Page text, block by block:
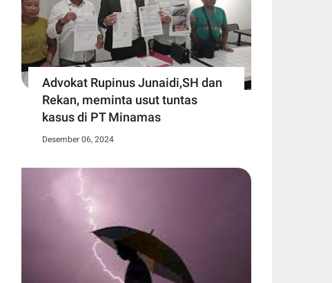
Advokat Rupinus Junaidi,SH dan
Rekan, meminta usut tuntas
kasus di PT Minamas
Desember 06, 2024